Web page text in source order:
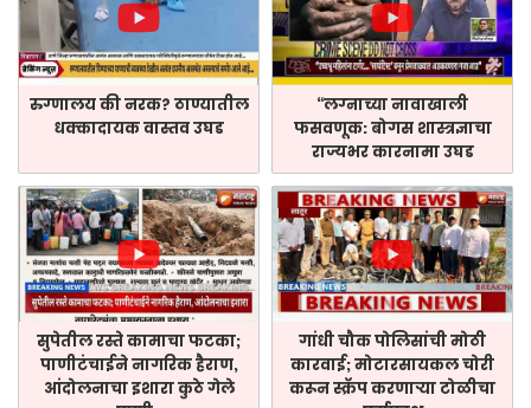
रुग्णालय की नरक? ठाण्यातील
धक्कादायक वास्तव उघड
“लग्नाच्या नावाखाली
फसवणूक: बोगस शास्त्रज्ञाचा
राज्यभर कारनामा उघड
सुपेतील रस्ते कामाचा फटका;
पाणीटंचाईने नागरिक हैराण,
आंदोलनाचा इशारा कुठे गेले
गांधी चौक पोलिसांची मोठी
कारवाई; मोटारसायकल चोरी
करून स्क्रॅप करणाऱ्या टोळीचा